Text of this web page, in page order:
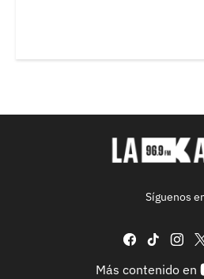
Síguenos
facebook
tiktok
Más contenido en